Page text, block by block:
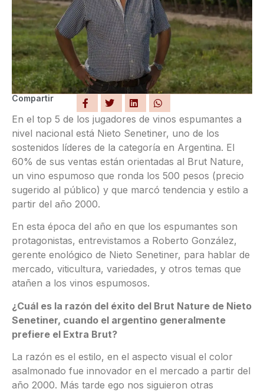
Compartir
En el top 5 de los jugadores de vinos espumantes a
nivel nacional está Nieto Senetiner, uno de los
sostenidos líderes de la categoría en Argentina. El
60% de sus ventas están orientadas al Brut Nature,
un vino espumoso que ronda los 500 pesos (precio
sugerido al público) y que marcó tendencia y estilo a
partir del año 2000.
En esta época del año en que los espumantes son
protagonistas, entrevistamos a Roberto González,
gerente enológico de Nieto Senetiner, para hablar de
mercado, viticultura, variedades, y otros temas que
atañen a los vinos espumosos.
¿Cuál es la razón del éxito del Brut Nature de Nieto
Senetiner, cuando el argentino generalmente
prefiere el Extra Brut?
La razón es el estilo, en el aspecto visual el color
asalmonado fue innovador en el mercado a partir del
año 2000. Más tarde ego nos siguieron otras